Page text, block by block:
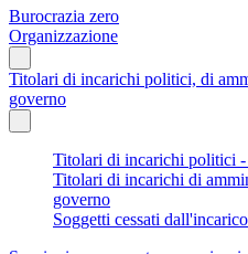
Burocrazia zero
Organizzazione
Titolari di incarichi politici, di
governo
Titolari di incarichi politici
Titolari di incarichi di
governo
Soggetti cessati dall'incarico